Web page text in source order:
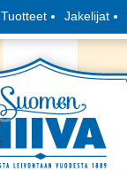
Tuotteet Jakelijat